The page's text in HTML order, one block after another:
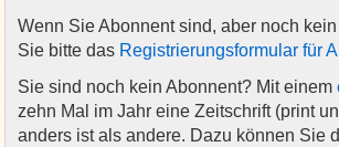
Wenn Sie Abonnent sind, aber noch
Sie bitte das Registrierungsformular für
Sie sind noch kein Abonnent? Mit einem
zehn Mal im Jahr eine Zeitschrift (print
anders ist als andere. Dazu können Sie